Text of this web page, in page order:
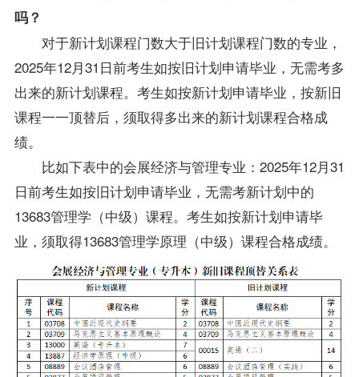
吗？
对于新计划课程门数大于旧计划课程门数的专业，
2025年12月31日前考生如按旧计划申请毕业，无需考多
出来的新计划课程。考生如按新计划申请毕业，按新旧
课程一一顶替后，须取得多出来的新计划课程合格成
绩。
比如下表中的会展经济与管理专业：2025年12月31
日前考生如按旧计划申请毕业，无需考新计划中的
13683管理学（中级）课程。考生如按新计划申请毕
业，须取得13683管理学原理 （中级）课程合格成绩。